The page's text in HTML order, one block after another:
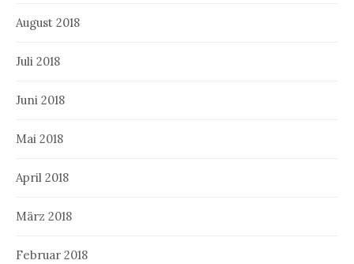
August 2018
Juli 2018
Juni 2018
Mai 2018
April 2018
März 2018
Februar 2018